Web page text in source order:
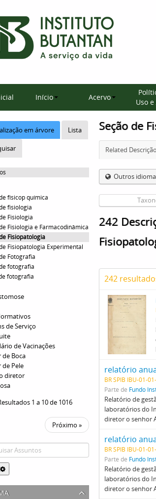
Início Acervo
Uso e
em árvore Lista
físicop química
fisiologia
Fisiologia
Fisiologia e Farmacodinâmica
Fisiopatologia
Fisiopatologia Experimental
Fotografia
fotografia
fotografia
de Serviço
de Vacinações
de Boca
de Pele
diretor
1 a 10 de 1016
Próximo »
Seção de
Related
Outros
242
242
relatório
BR SPIB IBU-01-
Parte de Fundo
Relatório de
laboratórios do
diretor o senhor
relatório
BR SPIB IBU-01-
Parte de Fundo
Relatório de
laboratórios do
diretor o senhor